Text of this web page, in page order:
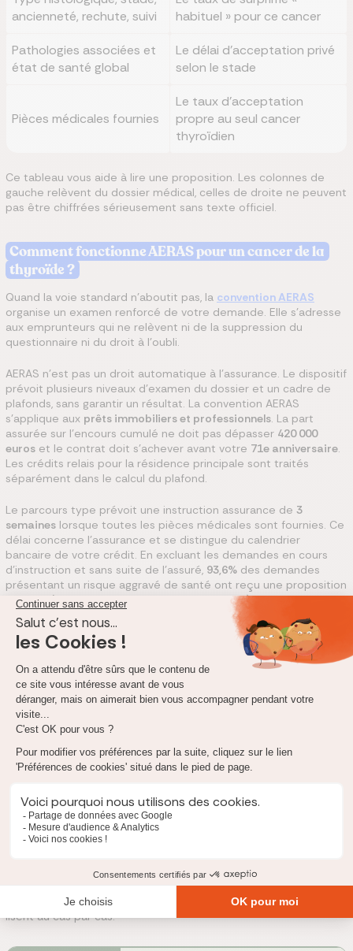
ancienneté, rechute, suivi
habituel » pour ce cancer
Pathologies associées et
état de santé global
Le délai d'acceptation privé
selon le stade
Pièces médicales fournies
Le taux d'acceptation
propre au seul cancer
thyroïdien
Ce tableau vous aide à lire une proposition. Les colonnes de
gauche relèvent du dossier médical, celles de droite ne peuvent
pas être chiffrées sérieusement sans texte officiel.
Comment fonctionne AERAS pour un cancer de la
thyroïde ?
Quand la voie standard n'aboutit pas, la convention AERAS
organise un examen renforcé de votre demande. Elle s'adresse
aux emprunteurs qui ne relèvent ni de la suppression du
questionnaire ni du droit à l'oubli.
AERAS n'est pas un droit automatique à l'assurance. Le dispositif
prévoit plusieurs niveaux d'examen du dossier et un cadre de
plafonds, sans garantir un résultat. La convention AERAS
s'applique aux prêts immobiliers et professionnels. La part
assurée sur l'encours cumulé ne doit pas dépasser 420 000
euros et le contrat doit s'achever avant votre 71e anniversaire.
Les crédits relais pour la résidence principale sont traités
séparément dans le calcul du plafond.
Le parcours type prévoit une instruction assurance de 3
semaines lorsque toutes les pièces médicales sont fournies. Ce
délai concerne l'assurance et se distingue du calendrier
bancaire de votre crédit. En excluant les demandes en cours
d'instruction et sans suite de l'assuré, 93,6% des demandes
présentant un risque aggravé de santé ont reçu une proposition
en 2024 (statistiques Convention AERAS 2024).
AERAS élargit vos chances d'obtenir une proposition et
encadre les plafonds et les délais. En revanche, la convention
ne supprime pas l'examen médical et ne garantit ni
l'acceptation ni l'absence de surprime.
Que dit précisément la grille AERAS pour certains
cancers de la thyroïde ?
La grille de référence AERAS, dans son édition de septembre
2023, cite noir sur blanc certains cancers de la thyroïde. C'est
une précision rare, que peu de contenus mettent en avant, et
elle peut changer votre situation.
Cette grille prévoit un accès à l'assurancesans surprime ni
3 ans, dans deux cas de cancers
papillaires ou vésiculaires. Les critères sont cumulatifs et se
lisent au cas par cas.